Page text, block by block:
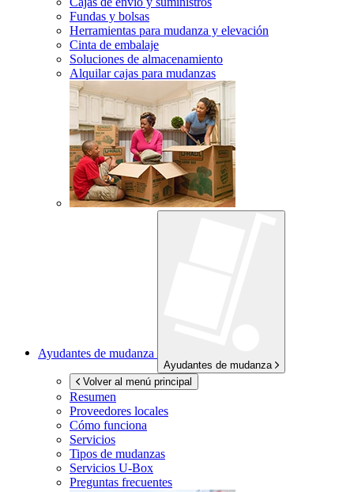
Fundas y bolsas
Herramientas para mudanza y elevación
Cinta de embalaje
Soluciones de almacenamiento
Alquilar cajas para mudanzas
Ayudantes de mudanza
Ayudantes de mudanza
Volver al menú principal
Resumen
Proveedores locales
Cómo funciona
Servicios
Tipos de mudanzas
Servicios U-Box
Preguntas frecuentes